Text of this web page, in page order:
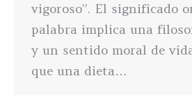
vigoroso”. El significado
palabra implica una
y un sentido moral de
que una dieta…